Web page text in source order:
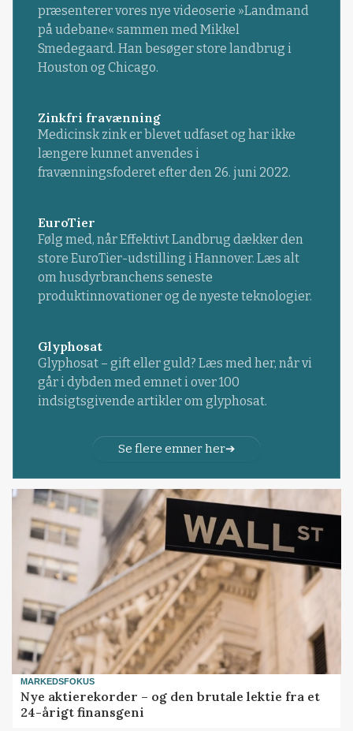
præsenterer vores nye videoserie »Landmand
på udebane« sammen med Mikkel
Smedegaard. Han besøger store landbrug i
Houston og Chicago.
Zinkfri fravænning
Medicinsk zink er blevet udfaset og har ikke
længere kunnet anvendes i
fravænningsfoderet efter den 26. juni 2022.
EuroTier
Følg med, når Effektivt Landbrug dækker den
store EuroTier-udstilling i Hannover. Læs alt
om husdyrbranchens seneste
produktinnovationer og de nyeste teknologier.
Glyphosat
Glyphosat – gift eller guld? Læs med her, når vi
går i dybden med emnet i over 100
indsigtsgivende artikler om glyphosat.
Se flere emner her
MARKEDSFOKUS
Nye aktierekorder – og den brutale lektie fra et
24-årigt finansgeni